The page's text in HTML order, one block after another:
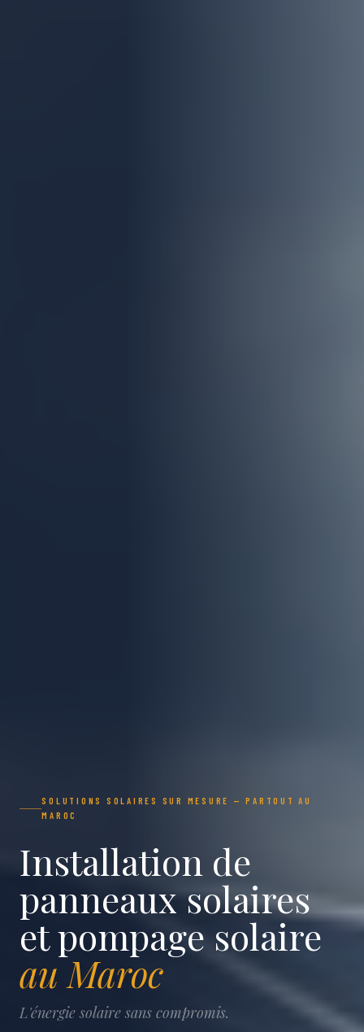
SOLUTIONS SOLAIRES SUR MESURE — PARTOUT AU
MAROC
Installation de
panneaux solaires
et pompage solaire
au Maroc
L'énergie solaire sans compromis.